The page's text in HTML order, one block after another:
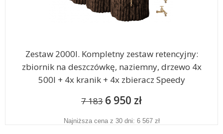
Zestaw 2000l. Kompletny zestaw retencyjny:
zbiornik na deszczówkę, naziemny, drzewo 4x
500l + 4x kranik + 4x zbieracz Speedy
7 183 6 950 zł
Najniższa cena z 30 dni: 6 567 zł